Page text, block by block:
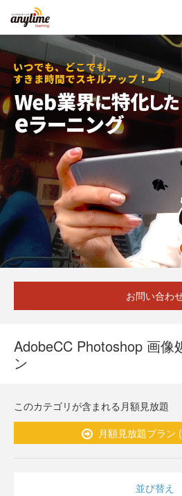
お問い合わ
AdobeCC Photoshop 画像
ン
このカテゴリが含まれる月額見放題
月額見放題プラン
並び替え